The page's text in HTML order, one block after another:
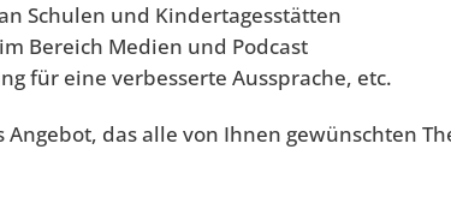
Schulen und Kindertagesstätten
Bereich Medien und Podcast
für eine verbesserte Aussprache, etc.
das alle von Ihnen gewünschten